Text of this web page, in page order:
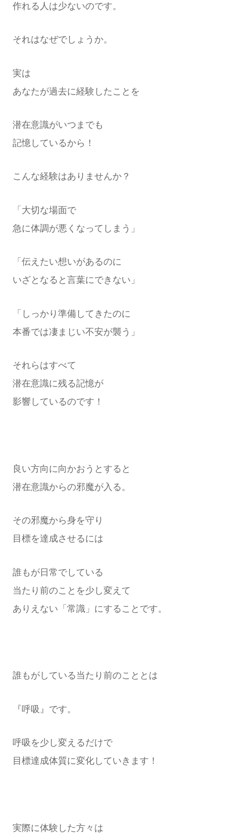
作れる人は少ないのです。
それはなぜでしょうか。
実は
あなたが過去に経験したことを
潜在意識がいつまでも
記憶しているから！
こんな経験はありませんか？
「大切な場面で
急に体調が悪くなってしまう」
「伝えたい想いがあるのに
いざとなると言葉にできない」
「しっかり準備してきたのに
本番では凄まじい不安が襲う」
それらはすべて
潜在意識に残る記憶が
影響しているのです！
良い方向に向かおうとすると
潜在意識からの邪魔が入る。
その邪魔から身を守り
目標を達成させるには
誰もが日常でしている
当たり前のことを少し変えて
ありえない「常識」にすることです。
誰もがしている当たり前のこととは
『呼吸』です。
呼吸を少し変えるだけで
目標達成体質に変化していきます！
実際に体験した方々は